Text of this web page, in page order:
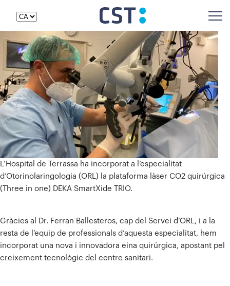
L’Hospital de Terrassa ha incorporat a l’especialitat
d’Otorinolaringologia (ORL) la plataforma làser CO2 quirúrgica
(Three in one) DEKA SmartXide TRIO.
Gràcies al Dr. Ferran Ballesteros, cap del Servei d’ORL, i a la
resta de l’equip de professionals d’aquesta especialitat, hem
incorporat una nova i innovadora eina quirúrgica, apostant pel
creixement tecnològic del centre sanitari.